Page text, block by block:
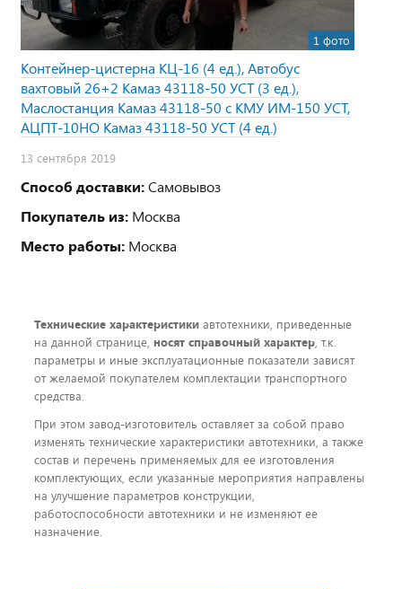
1 фото
Контейнер-цистерна КЦ-16 (4 ед.), Автобус
вахтовый 26+2 Камаз 43118-50 УСТ (3 ед.),
Маслостанция Камаз 43118-50 с КМУ ИМ-150 УСТ,
АЦПТ-10НО Камаз 43118-50 УСТ (4 ед.)
13 сентября 2019
Способ доставки:Самовывоз
Покупатель из: Москва
Место работы: Москва
Технические характеристики автотехники, приведенные
на данной странице, носят справочный характер, т.к.
параметры и иные эксплуатационные показатели зависят
от желаемой покупателем комплектации транспортного
средства.
При этом завод-изготовитель оставляет за собой право
изменять технические характеристики автотехники, а также
состав и перечень применяемых для ее изготовления
комплектующих, если указанные мероприятия направлены
на улучшение параметров конструкции,
работоспособности автотехники и не изменяют ее
назначение.